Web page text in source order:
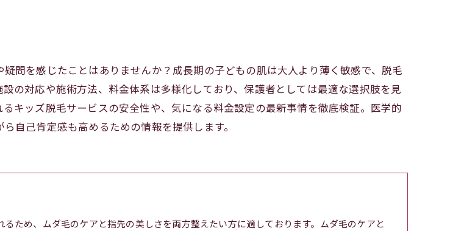
問を感じたことはありませんか？成長期の子どもの肌は大人より薄く敏感で、脱毛
の対応や施術方法、料金体系は多様化しており、保護者としては最適な選択肢を見
キッズ脱毛サービスの安全性や、気になる料金設定の最新事情を徹底検証。医学的
自己肯定感も高めるための情報を提供します。
ため、ムダ毛のケアと指先の美しさを両方整えたい方に適しております。ムダ毛のケアと